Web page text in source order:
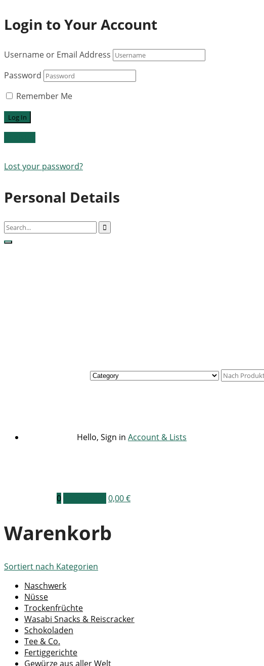
Login to Your Account
Username or Email Address
Password
Remember Me
Lost your password?
Personal Details
Hello, Sign in Account & Lists
0 0,00€
Warenkorb
Sortiert nach Kategorien
Naschwerk
Nüsse
Trockenfrüchte
Wasabi Snacks & Reiscracker
Schokoladen
Tee & Co.
Fertiggerichte
Gewürze aus aller Welt